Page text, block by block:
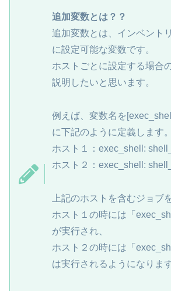
追加変数とは？？
追加変数とは、インベント
に設定可能な変数です。
ホストごとに設定する場合
説明したいと思います。
例えば、変数名を
に下記のように定義します。
ホスト１：exec_shell:
ホスト２：exec_shell:
上記のホストを含むジョブ
ホスト１の時には「
が実行され、
ホスト２の時には「
は実行されるようになります